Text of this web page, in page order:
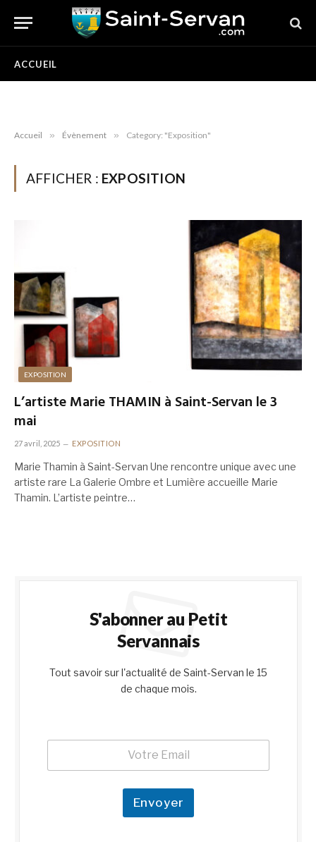
ACCUEIL
Accueil » Évènement » Category: "Exposition"
AFFICHER : EXPOSITION
EXPOSITION
L’artiste Marie THAMIN à Saint-Servan le 3
mai
27 avril, 2025 EXPOSITION
Marie Thamin à Saint-Servan Une rencontre unique avec une
artiste rare La Galerie Ombre et Lumière accueille Marie
Thamin. L’artiste peintre…
S'abonner au Petit
Servannais
Tout savoir sur l'actualité de Saint-Servan le 15
de chaque mois.
m
a
l
*
E
E
a
Envoyer